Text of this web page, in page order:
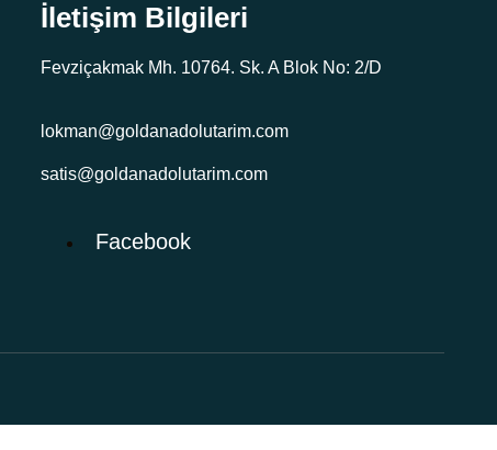
İletişim Bilgileri
Fevziçakmak Mh. 10764. Sk. A Blok No: 2/D
lokman@goldanadolutarim.com
satis@goldanadolutarim.com
Facebook